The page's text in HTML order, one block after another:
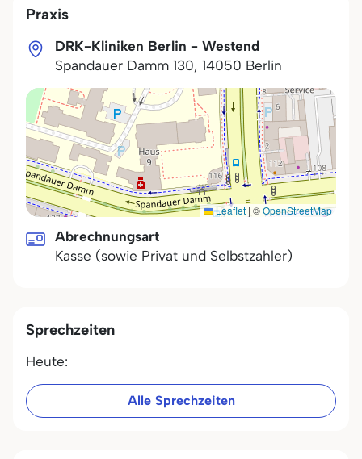
Praxis
DRK-Kliniken Berlin - Westend
Spandauer Damm 130, 14050 Berlin
Leaflet | ©OpenStreetMap
Abrechnungsart
Kasse (sowie Privat und Selbstzahler)
Sprechzeiten
Heute:
Alle Sprechzeiten